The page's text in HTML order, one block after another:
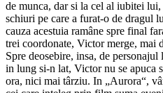
de munca, dar si la cel al iubitei lui,
schiuri pe care a furat-o de dragul
cauza acestuia ramâne spre final
trei coordonate, Victor merge, mai
Spre deosebire, insa, de
in lung si-n lat, Victor nu se apuca
ora, nici mai târziu. In „Aurora“,